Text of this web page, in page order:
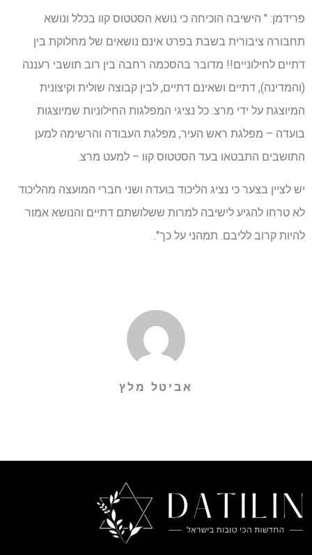
פרידמן: " הישיבה הוכיחה כי נושא הסטטוס קוו בכלל ונושא
תחבורה ציבורית בשבת בפרט אינם נושאים של מחלוקת בין
דתיים לחילוניים!! מדובר בהסכמה רחבה בין רוב תושבי רעננה
(והמדינה), דתיים ושאינם דתיים, לבין קבוצה שולית וקיצונית
המיוצגת על ידי מרצ. כל נציגי המפלגות החילוניות שמיוצגות
בועדה – מפלגת ראש העיר, מפלגת העבודה והרשימה למען
התושבים התבטאו בעד הסטטוס קוו – למעט מרצ.
יש לציין בצער כי נציג הליכוד בועדה ושני חברי המועצה מהליכוד
לא טרחו להגיע לישיבה למרות ששלושתם דתיים והנושא אמור
להיות קרוב לליבם. תמהני על כך".
אביטל מלץ